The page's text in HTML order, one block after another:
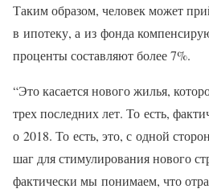
Таким образом, человек может
в ипотеку, а из фонда
проценты составляют более 7%.
“Это касается нового жилья,
трех последних лет. То есть,
о 2018. То есть, это, с одной
шаг для стимулирования нового
фактически мы понимаем, что